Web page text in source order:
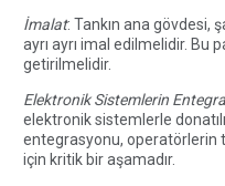
İmalat: Tankın ana gövdesi,
ayrı ayrı imal edilmelidir. Bu
getirilmelidir.
Elektronik Sistemlerin
elektronik sistemlerle
entegrasyonu, operatörlerin
için kritik bir aşamadır.